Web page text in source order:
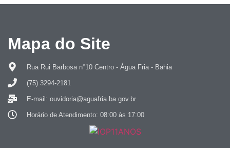
Mapa do Site
Rua Rui Barbosa n°10 Centro - Água Fria - Bahia
(75) 3294-2181
E-mail: ouvidoria@aguafria.ba.gov.br
Horário de Atendimento: 08:00 às 17:00